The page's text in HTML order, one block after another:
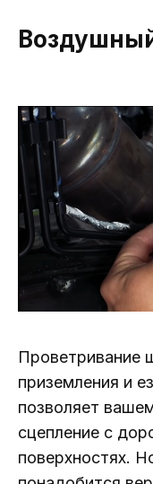
Проветривание
приземления и
позволяет
сцепление с
поверхностях.